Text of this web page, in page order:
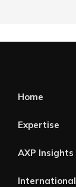
Home
Expertise
AXP Insights
International